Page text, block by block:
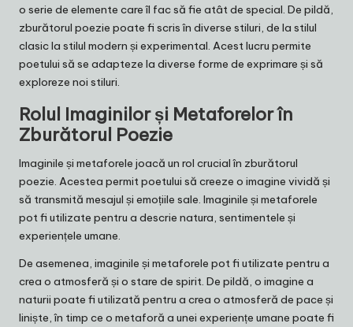
o serie de elemente care îl fac să fie atât de special. De pildă,
zburătorul poezie poate fi scris în diverse stiluri, de la stilul
clasic la stilul modern și experimental. Acest lucru permite
poetului să se adapteze la diverse forme de exprimare și să
exploreze noi stiluri.
Rolul Imaginilor și Metaforelor în
Zburătorul Poezie
Imaginile și metaforele joacă un rol crucial în zburătorul
poezie. Acestea permit poetului să creeze o imagine vividă și
să transmită mesajul și emoțiile sale. Imaginile și metaforele
pot fi utilizate pentru a descrie natura, sentimentele și
experiențele umane.
De asemenea, imaginile și metaforele pot fi utilizate pentru a
crea o atmosferă și o stare de spirit. De pildă, o imagine a
naturii poate fi utilizată pentru a crea o atmosferă de pace și
liniște, în timp ce o metaforă a unei experiențe umane poate fi